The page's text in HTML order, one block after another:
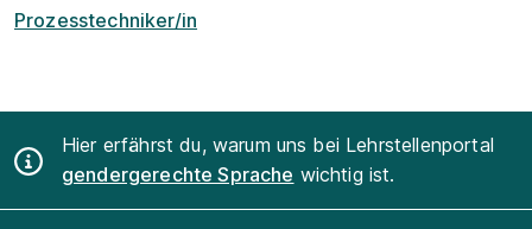
Prozesstechniker/in
Hier erfährst du, warum uns bei Lehrstellenportal
gendergerechte Sprache wichtig ist.